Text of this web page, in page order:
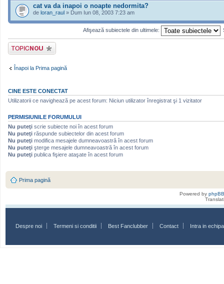
cat va da inapoi o noapte nedormita?
de loran_raul » Dum Iun 08, 2003 7:23 am
Afişează subiectele din ultimele:
Scrie un subiect
nou
Înapoi la Prima pagină
CINE ESTE CONECTAT
Utilizatorii ce navighează pe acest forum: Niciun utilizator înregistrat şi 1 vizitator
PERMISIUNILE FORUMULUI
Nu puteţi scrie subiecte noi în acest forum
Nu puteţi răspunde subiectelor din acest forum
Nu puteţi modifica mesajele dumneavoastră în acest forum
Nu puteţi şterge mesajele dumneavoastră în acest forum
Nu puteţi publica fişiere ataşate în acest forum
Prima pagină
Powered by phpBB
Despre noi Termeni si conditii Best Fanclubber Contact Intra in